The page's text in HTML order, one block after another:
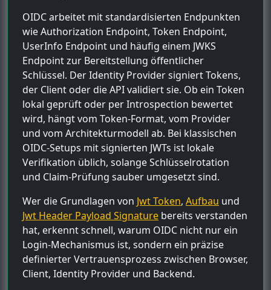
OIDC arbeitet mit standardisierten Endpunkten
wie Authorization Endpoint, Token Endpoint,
UserInfo Endpoint und häufig einem JWKS
Endpoint zur Bereitstellung öffentlicher
Schlüssel. Der Identity Provider signiert Tokens,
der Client oder die API validiert sie. Ob ein Token
lokal geprüft oder per Introspection bewertet
wird, hängt vom Token-Format, vom Provider
und vom Architekturmodell ab. Bei klassischen
OIDC-Setups mit signierten JWTs ist lokale
Verifikation üblich, solange Schlüsselrotation
und Claim-Prüfung sauber umgesetzt sind.
Wer die Grundlagen von Jwt Token, Aufbau und
Jwt Header Payload Signature bereits verstanden
hat, erkennt schnell, warum OIDC nicht nur ein
Login-Mechanismus ist, sondern ein präzise
definierter Vertrauensprozess zwischen Browser,
Client, Identity Provider und Backend.